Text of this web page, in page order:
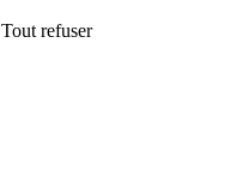
Tout refuser